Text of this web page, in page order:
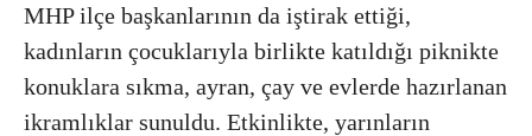
MHP ilçe başkanlarının da iştirak ettiği,
kadınların çocuklarıyla birlikte katıldığı piknikte
konuklara sıkma, ayran, çay ve evlerde hazırlanan
ikramlıklar sunuldu. Etkinlikte, yarınların